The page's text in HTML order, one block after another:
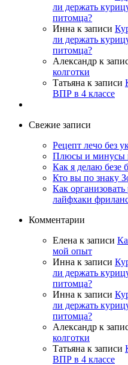
ли держать
питомца?
Инна к записи
ли держать
питомца?
Александр к
колготки
Татьяна к записи
ВПР в 4 классе
Свежие записи
Рецепт лечо без
Плюсы и минусы
Как я делаю безе
Кто вы по знаку
Как
лайфхаки
Комментарии
Елена к записи
мой опыт
Инна к записи
ли держать
питомца?
Инна к записи
ли держать
питомца?
Александр к
колготки
Татьяна к записи
ВПР в 4 классе